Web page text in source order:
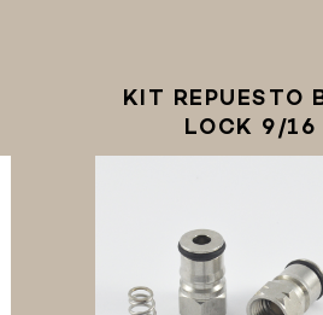
KIT REPUESTO
LOCK 9/16